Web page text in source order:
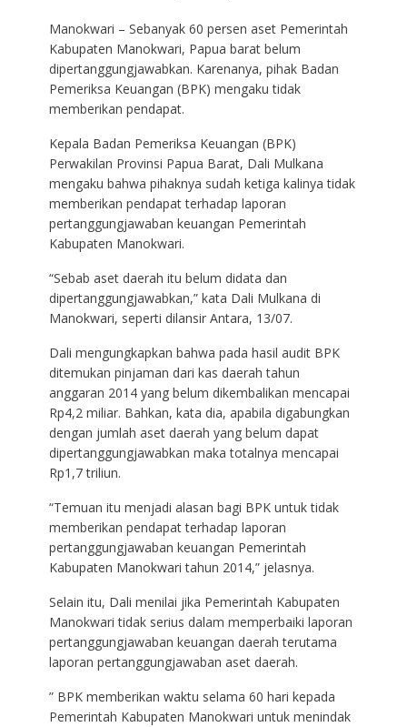
Manokwari – Sebanyak 60 persen aset Pemerintah
Kabupaten Manokwari, Papua barat belum
dipertanggungjawabkan. Karenanya, pihak Badan
Pemeriksa Keuangan (BPK) mengaku tidak
memberikan pendapat.
Kepala Badan Pemeriksa Keuangan (BPK)
Perwakilan Provinsi Papua Barat, Dali Mulkana
mengaku bahwa pihaknya sudah ketiga kalinya tidak
memberikan pendapat terhadap laporan
pertanggungjawaban keuangan Pemerintah
Kabupaten Manokwari.
“Sebab aset daerah itu belum didata dan
dipertanggungjawabkan,” kata Dali Mulkana di
Manokwari, seperti dilansir Antara, 13/07.
Dali mengungkapkan bahwa pada hasil audit BPK
ditemukan pinjaman dari kas daerah tahun
anggaran 2014 yang belum dikembalikan mencapai
Rp4,2 miliar. Bahkan, kata dia, apabila digabungkan
dengan jumlah aset daerah yang belum dapat
dipertanggungjawabkan maka totalnya mencapai
Rp1,7 triliun.
“Temuan itu menjadi alasan bagi BPK untuk tidak
memberikan pendapat terhadap laporan
pertanggungjawaban keuangan Pemerintah
Kabupaten Manokwari tahun 2014,” jelasnya.
Selain itu, Dali menilai jika Pemerintah Kabupaten
Manokwari tidak serius dalam memperbaiki laporan
pertanggungjawaban keuangan daerah terutama
laporan pertanggungjawaban aset daerah.
” BPK memberikan waktu selama 60 hari kepada
Pemerintah Kabupaten Manokwari untuk menindak